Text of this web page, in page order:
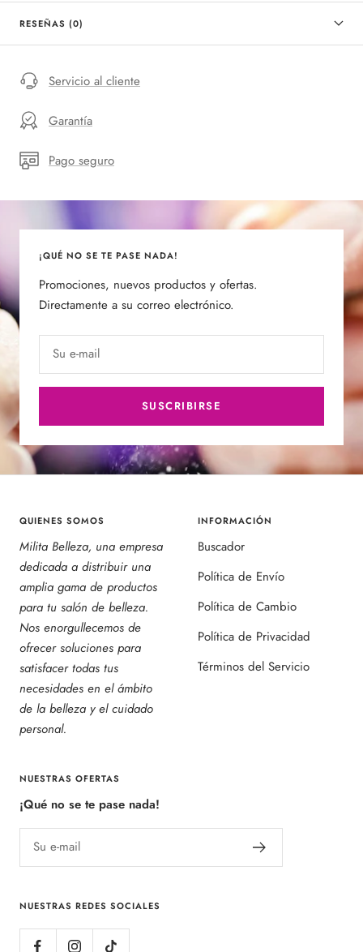
RESEÑAS (0)
Servicio al cliente
Garantía
Pago seguro
¡QUÉ NO SE TE PASE NADA!
Promociones, nuevos productos y ofertas.
Directamente a su correo electrónico.
Su e-mail
SUSCRIBIRSE
QUIENES SOMOS
Milita Belleza, una empresa
dedicada a distribuir una
amplia gama de productos
para tu salón de belleza.
Nos enorgullecemos de
ofrecer soluciones para
satisfacer todas tus
necesidades en el ámbito
de la belleza y el cuidado
personal.
INFORMACIÓN
Buscador
Política de Envío
Política de Cambio
Política de Privacidad
Términos del Servicio
NUESTRAS OFERTAS
¡Qué no se te pase nada!
Su e-mail
NUESTRAS REDES SOCIALES